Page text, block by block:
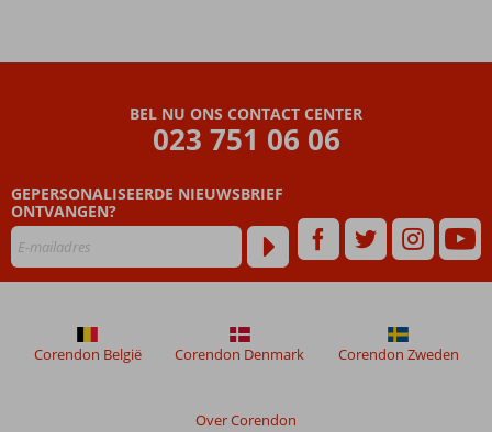
BEL NU ONS CONTACT CENTER
023 751 06 06
GEPERSONALISEERDE NIEUWSBRIEF
ONTVANGEN?
Over Corendon
Corendon België Corendon Denmark Corendon Zweden